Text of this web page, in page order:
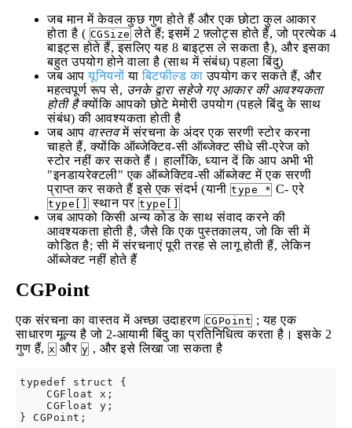
जब मान में केवल कुछ गुण होते हैं और एक छोटा कुल आकार
होता है ( CGSize लेते हैं; इसमें 2 फ़्लोट्स होते हैं, जो प्रत्येक 4
बाइट्स होते हैं, इसलिए यह 8 बाइट्स ले सकता है), और इसका
बहुत उपयोग होने वाला है (साथ में संबंध) पहला बिंदु)
जब आपयूनियनों याबिटफील्ड का उपयोग कर सकते हैं, और
महत्वपूर्ण रूप से, उनके द्वारा सहेजे गए आकार की आवश्यकता
होती हैक्योंकि आपको छोटे मेमोरी उपयोग (पहले बिंदु के साथ
संबंध) की आवश्यकता होती है
जब आप वास्तवमें संरचना के अंदर एक सरणी स्टोर करना
चाहते हैं, क्योंकि ऑब्जेक्टिव-सी ऑब्जेक्ट सीधे सी-एरेज को
स्टोर नहीं कर सकते हैं। हालाँकि, ध्यान दें कि आप अभी भी
"इनडायरेक्टली" एक ऑब्जेक्टिव-सी ऑब्जेक्ट में एक सरणी
प्राप्त कर सकते हैं इसे एक संदर्भ (यानी type * C- एरे
type[] स्थान पर type[]
जब आपको किसी अन्य कोड के साथ संवाद करने की
आवश्यकता होती है, जैसे कि एक पुस्तकालय, जो कि सी में
कोडित है; सी में संरचनाएं पूरी तरह से लागू होती हैं, लेकिन
ऑब्जेक्ट नहीं होते हैं
CGPoint
एक संरचना का वास्तव में अच्छा उदाहरण CGPoint ; यह एक
साधारण मूल्य है जो 2-आयामी बिंदु का प्रतिनिधित्व करता है। इसके 2
गुण हैं, x और y , और इसे लिखा जा सकता है
typedef struct {
    CGFloat x;
    CGFloat y;